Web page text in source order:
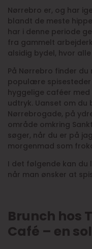
Nørrebro er, og har
blandt de meste
har i denne periode
fra gammelt
alsidig bydel, hvor
På Nørrebro finder
populære
hyggelige caféer
udtryk. Uanset om du
Nørrebrogade, på
område omkring
søger, når du er på
morgenmad som
I det følgende kan du
når man ønsker at
Brunch hos
Café – en